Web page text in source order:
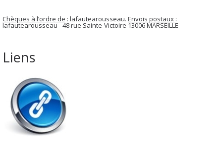
Chèques à l’ordre de : lafautearousseau. Envois postaux :
lafautearousseau - 48 rue Sainte-Victoire 13006 MARSEILLE
Liens